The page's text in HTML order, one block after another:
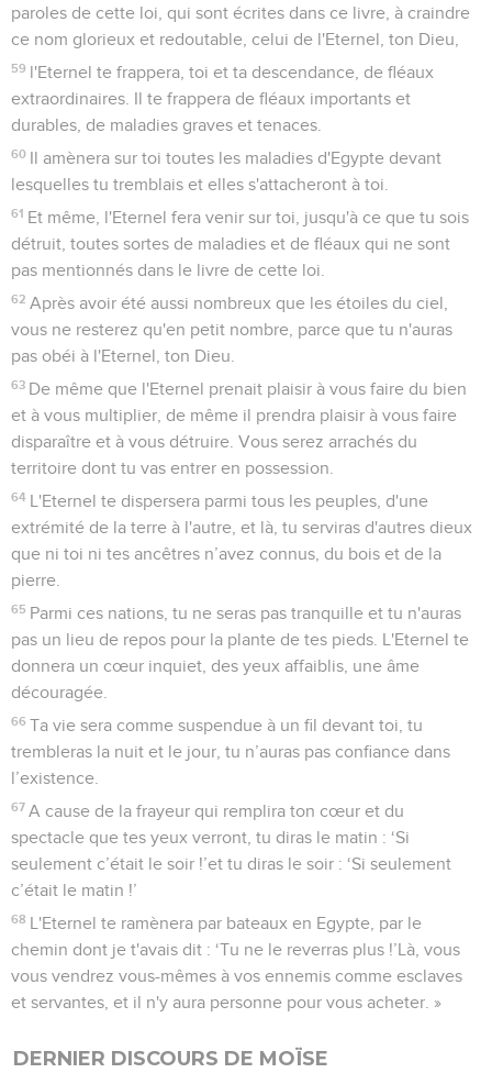
paroles de cette loi, qui sont écrites dans ce livre, à craindre
ce nom glorieux et redoutable, celui de l'Eternel, ton Dieu,
59 l'Eternel te frappera, toi et ta descendance, de fléaux
extraordinaires. Il te frappera de fléaux importants et
durables, de maladies graves et tenaces.
60 Il amènera sur toi toutes les maladies d'Egypte devant
lesquelles tu tremblais et elles s'attacheront à toi.
61 Et même, l'Eternel fera venir sur toi, jusqu'à ce que tu sois
détruit, toutes sortes de maladies et de fléaux qui ne sont
pas mentionnés dans le livre de cette loi.
62 Après avoir été aussi nombreux que les étoiles du ciel,
vous ne resterez qu'en petit nombre, parce que tu n'auras
pas obéi à l'Eternel, ton Dieu.
63 De même que l'Eternel prenait plaisir à vous faire du bien
et à vous multiplier, de même il prendra plaisir à vous faire
disparaître et à vous détruire. Vous serez arrachés du
territoire dont tu vas entrer en possession.
64 L'Eternel te dispersera parmi tous les peuples, d'une
extrémité de la terre à l'autre, et là, tu serviras d'autres dieux
que ni toi ni tes ancêtres n’avez connus, du bois et de la
pierre.
65 Parmi ces nations, tu ne seras pas tranquille et tu n'auras
pas un lieu de repos pour la plante de tes pieds. L'Eternel te
donnera un cœur inquiet, des yeux affaiblis, une âme
découragée.
66 Ta vie sera comme suspendue à un fil devant toi, tu
trembleras la nuit et le jour, tu n’auras pas confiance dans
l’existence.
67 A cause de la frayeur qui remplira ton cœur et du
spectacle que tes yeux verront, tu diras le matin : ‘Si
seulement c’était le soir !’et tu diras le soir : ‘Si seulement
c’était le matin !’
68 L'Eternel te ramènera par bateaux en Egypte, par le
chemin dont je t'avais dit : ‘Tu ne le reverras plus !’Là, vous
vous vendrez vous-mêmes à vos ennemis comme esclaves
et servantes, et il n'y aura personne pour vous acheter. »
DERNIER DISCOURS DE MOÏSE